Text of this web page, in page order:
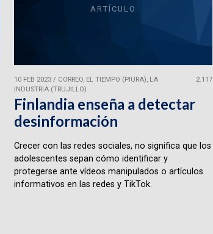
ARTÍCULO
10 FEB 2023/ CORREO, EL TIEMPO (PIURA), LA
INDUSTRIA (TRUJILLO)
2.117
Finlandia enseña a detectar
desinformación
Crecer con las redes sociales, no significa que los
adolescentes sepan cómo identificar y
protegerse ante vídeos manipulados o artículos
informativos en las redes y TikTok.